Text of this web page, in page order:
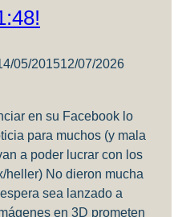
05/201512/07/2026
en su Facebook lo
para muchos (y mala
a poder lucrar con los
heller) No dieron mucha
sea lanzado a
en 3D prometen